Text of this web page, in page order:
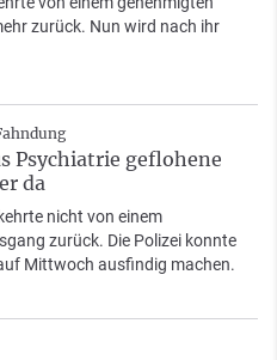
zurück. Nun wird nach ihr
Psychiatrie geflohene
da
nicht von einem
zurück. Die Polizei konnte
Mittwoch ausfindig machen.